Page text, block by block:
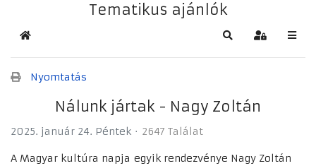
Tematikus ajánlók
Kezdőlap Keresés
Nyomtatás
Nálunk jártak - Nagy Zoltán
2025. január 24. Péntek 2647 Találat
A Magyar kultúra napja egyik rendezvénye Nagy Zoltán